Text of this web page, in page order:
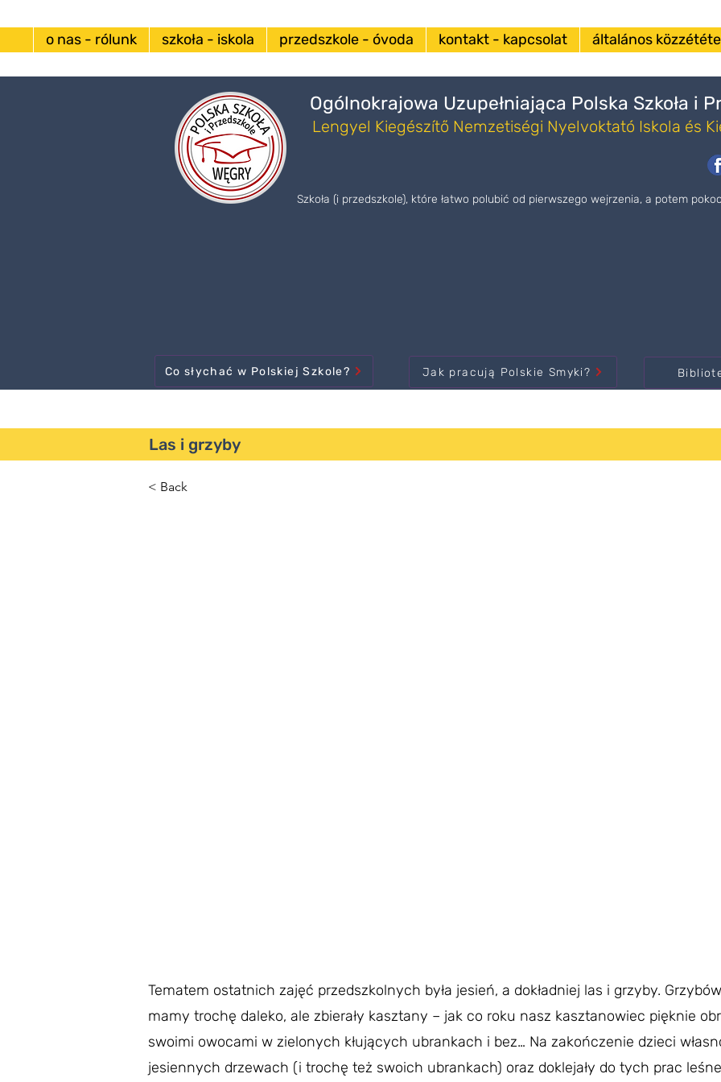
o nas - rólunk szkoła - iskola przedszkole - óvoda kontakt - kapcsolat általános
Las i grzyby
< Back
Tematem ostatnich zajęć przedszkolnych była jesień, a dokładniej las i grzyby.
mamy trochę daleko, ale zbierały kasztany – jak co roku nasz kasztanowiec pięknie
swoimi owocami w zielonych kłujących ubrankach i bez… Na zakończenie dzieci
jesiennych drzewach (i trochę też swoich ubrankach) oraz doklejały do tych prac
Szkoła (i przedszkole), które łatwo polubić od pierwszego wejrzenia, a potem
Co słychać w Polskiej Szkole? Jak pracują Polskie Smyki?
Ogólnokrajowa Uzupełniająca Polska Szkoła i
Lengyel Kiegészítő Nemzetiségi Nyelvoktató Iskola és